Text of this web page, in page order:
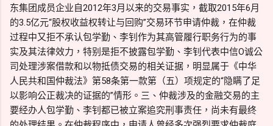
东集团成员企业自2012年3月以来的交易事实，截取2015年6月
的3.5亿元“股权收益权转让与回购”交易环节申请仲裁，在仲裁
过程中又拒不承认包学勤、李钊作为其高管履行职务行为的事
实及其法律效力，特别是拒不披露包学勤、李钊代表中信O诚公
司处理涉案借款和以物抵债交易的相关证据，明显属于《中华
人民共和国仲裁法》第58条第一款第（五）项规定的“隐瞒了足
以影响公正裁决的证据的”情形。三、仲裁涉及的金融交易的主
要经办人包学勤、李钊都已被立案追究刑事责任，尚未有最终